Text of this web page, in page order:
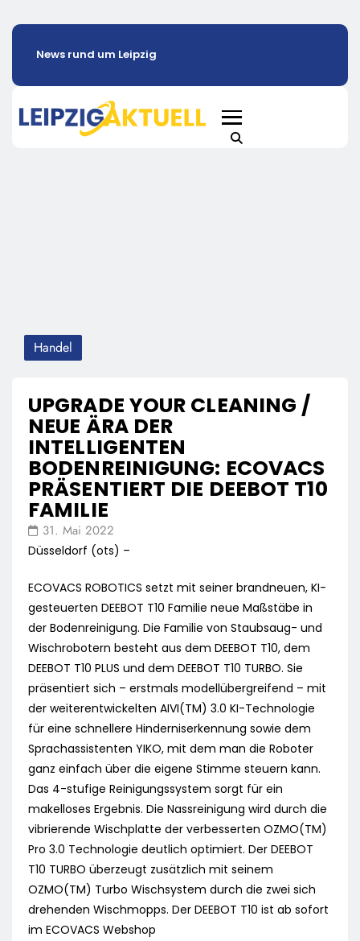
News rund um Leipzig
Handel
UPGRADE YOUR CLEANING /
NEUE ÄRA DER
INTELLIGENTEN
BODENREINIGUNG: ECOVACS
PRÄSENTIERT DIE DEEBOT T10
FAMILIE
31. Mai 2022
Düsseldorf (ots) –
ECOVACS ROBOTICS setzt mit seiner brandneuen, KI-
gesteuerten DEEBOT T10 Familie neue Maßstäbe in
der Bodenreinigung. Die Familie von Staubsaug- und
Wischrobotern besteht aus dem DEEBOT T10, dem
DEEBOT T10 PLUS und dem DEEBOT T10 TURBO. Sie
präsentiert sich – erstmals modellübergreifend – mit
der weiterentwickelten AIVI(TM) 3.0 KI-Technologie
für eine schnellere Hinderniserkennung sowie dem
Sprachassistenten YIKO, mit dem man die Roboter
ganz einfach über die eigene Stimme steuern kann.
Das 4-stufige Reinigungssystem sorgt für ein
makelloses Ergebnis. Die Nassreinigung wird durch die
vibrierende Wischplatte der verbesserten OZMO(TM)
Pro 3.0 Technologie deutlich optimiert. Der DEEBOT
T10 TURBO überzeugt zusätzlich mit seinem
OZMO(TM) Turbo Wischsystem durch die zwei sich
drehenden Wischmopps. Der DEEBOT T10 ist ab sofort
im ECOVACS Webshop